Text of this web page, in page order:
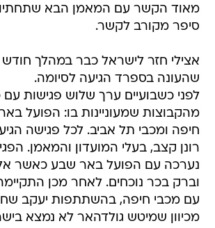
מאוד הקשר עם המאמן הבא
סיפר מקורב לקשר.
אצילי חזר לישראל כבר במהלך חודש
שהעונה בספרד הגיעה לסיומה.
לפני כשבועיים ערך שלוש פגישות
מהקבוצות שמעוניינות בו: הפועל
חיפה ומכבי תל אביב. לכל פגישה
רונן קצב, בעלי המועדון והמאמן.
נערכה עם הפועל באר שבע כאשר
וברק בכר נוכחים. לאחר מכן
עם מכבי חיפה, בהשתתפות יעקב שחר
מכיוון שמיטש גולדהאר לא נמצא